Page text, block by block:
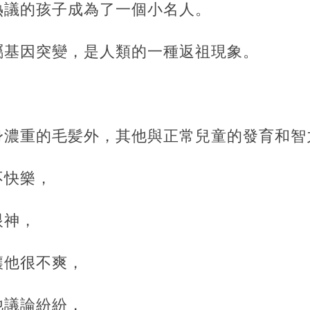
的孩子成為了一個小名人。
因突變，是人類的一種返祖現象。
重的毛髪外，其他與正常兒童的發育和智
樂，
，
很不爽，‍‍
論紛紛，